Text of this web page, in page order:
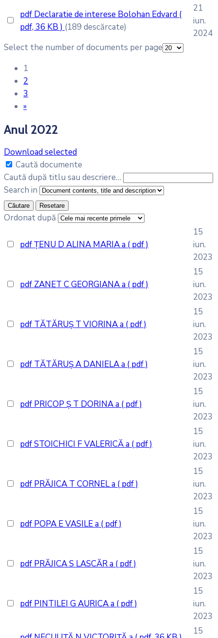
pdf Declaratie de interese Bolohan Edvard (
pdf, 36 KB ) (189 descărcate)
21
iun.
2024
Select the number of documents per page
1
2
3
»
Anul 2022
Download selected
Caută documente
Caută după titlu sau descriere…
Search in
Căutare Resetare
Ordonat după
pdfȚENU D ALINA MARIA a ( pdf )
15
iun.
2023
pdf ZANET C GEORGIANA a ( pdf )
15
iun.
2023
pdf TĂTĂRUȘ T VIORINA a ( pdf )
15
iun.
2023
pdf TĂTĂRUȘ A DANIELA a ( pdf )
15
iun.
2023
pdf PRICOP Ș T DORINA a ( pdf )
15
iun.
2023
pdfSTOICHICI F VALERICĂ a ( pdf )
15
iun.
2023
pdf PRĂJICA T CORNEL a ( pdf )
15
iun.
2023
pdf POPA E VASILE a ( pdf )
15
iun.
2023
pdf PRĂJICA S LASCĂR a ( pdf )
15
iun.
2023
pdf PINTILEI G AURICA a ( pdf )
15
iun.
2023
15